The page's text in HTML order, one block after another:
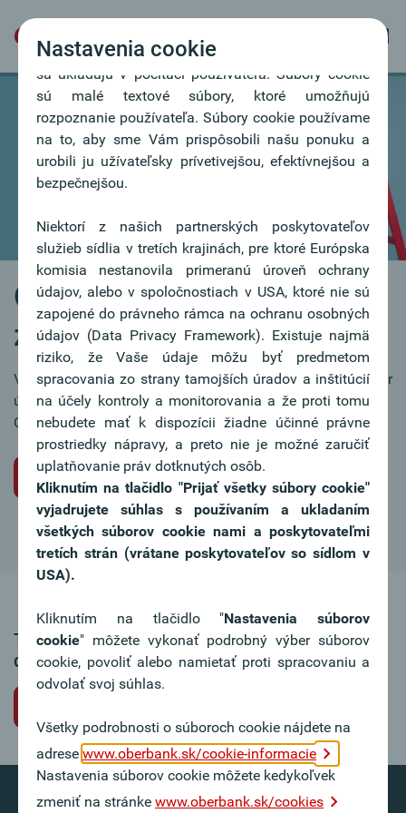
Oberbank ako
zamestnávateľ
Viac než 2.000 zamestnancov predstavuje dôležitý faktor
úspechu.
Chcete sa tiež stať súčasťou nášho tímu?
Iniciatívna žiadosť o miesto
Táto ponuka pracovného miesta už nie je k
dispozícii.
Nastavenia cookie
Naša webová stránka používa súbory cookie, ktoré
sa ukladajú v počítači používateľa. Súbory cookie
sú malé textové súbory, ktoré umožňujú
rozpoznanie používateľa. Súbory cookie používame
na to, aby sme Vám prispôsobili našu ponuku a
urobili ju užívateľsky prívetivejšou, efektívnejšou a
bezpečnejšou.
Niektorí z našich partnerských poskytovateľov
služieb sídlia v tretích krajinách, pre ktoré Európska
komisia nestanovila primeranú úroveň ochrany
údajov, alebo v spoločnostiach v USA, ktoré nie sú
zapojené do právneho rámca na ochranu osobných
údajov (Data Privacy Framework). Existuje najmä
riziko, že Vaše údaje môžu byť predmetom
spracovania zo strany tamojších úradov a inštitúcií
na účely kontroly a monitorovania a že proti tomu
nebudete mať k dispozícii žiadne účinné právne
prostriedky nápravy, a preto nie je možné zaručiť
uplatňovanie práv dotknutých osôb.
Kliknutím na tlačidlo "Prijať všetky súbory cookie"
vyjadrujete súhlas s používaním a ukladaním
všetkých súborov cookie nami a poskytovateľmi
tretích strán (vrátane poskytovateľov so sídlom v
USA).
Kliknutím na tlačidlo "Nastavenia súborov
cookie" môžete vykonať podrobný výber súborov
cookie, povoliť alebo namietať proti spracovaniu a
odvolať svoj súhlas.
Všetky podrobnosti o súboroch cookie nájdete na
adrese www.oberbank.sk/cookie-informacie
Nastavenia súborov cookie môžete kedykoľvek
zmeniť na stránke www.oberbank.sk/cookies